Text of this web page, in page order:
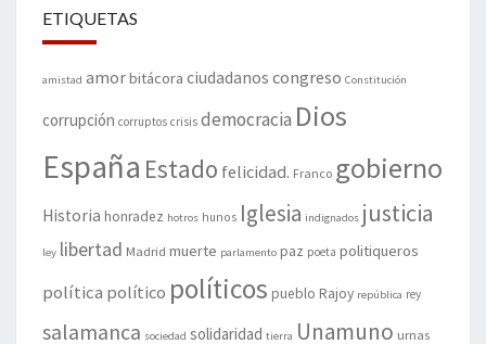
ETIQUETAS
amistad amorbitácora ciudadanos congreso Constitución
corrupción corruptos crisis democracia Dios
España Estado felicidad. Franco gobierno
Historia honradez hotros hunos Iglesia indignados justicia
ley libertad Madrid muerte parlamento paz poeta politiqueros
política político políticos pueblo Rajoy república rey
salamanca sociedad solidaridad tierra Unamuno urnas